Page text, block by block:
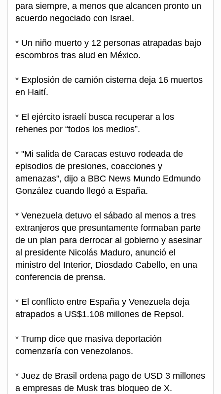
para siempre, a menos que alcancen pronto un
acuerdo negociado con Israel.
* Un niño muerto y 12 personas atrapadas bajo
escombros tras alud en México.
* Explosión de camión cisterna deja 16 muertos
en Haití.
* El ejército israelí busca recuperar a los
rehenes por “todos los medios”.
* "Mi salida de Caracas estuvo rodeada de
episodios de presiones, coacciones y
amenazas", dijo a BBC News Mundo Edmundo
González cuando llegó a España.
* Venezuela detuvo el sábado al menos a tres
extranjeros que presuntamente formaban parte
de un plan para derrocar al gobierno y asesinar
al presidente Nicolás Maduro, anunció el
ministro del Interior, Diosdado Cabello, en una
conferencia de prensa.
* El conflicto entre España y Venezuela deja
atrapados a US$1.108 millones de Repsol.
* Trump dice que masiva deportación
comenzaría con venezolanos.
* Juez de Brasil ordena pago de USD 3 millones
a empresas de Musk tras bloqueo de X.